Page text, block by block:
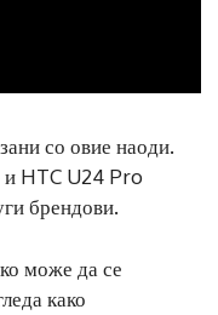
со овие наоди.
и HTC U24 Pro
брендови.
може да се
како